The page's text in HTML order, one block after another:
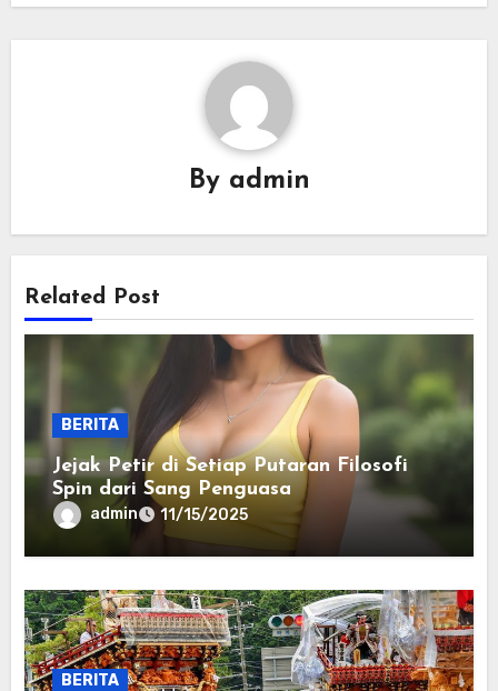
By admin
Related Post
BERITA
Jejak Petir di Setiap Putaran Filosofi
Spin dari Sang Penguasa
admin 11/15/2025
BERITA